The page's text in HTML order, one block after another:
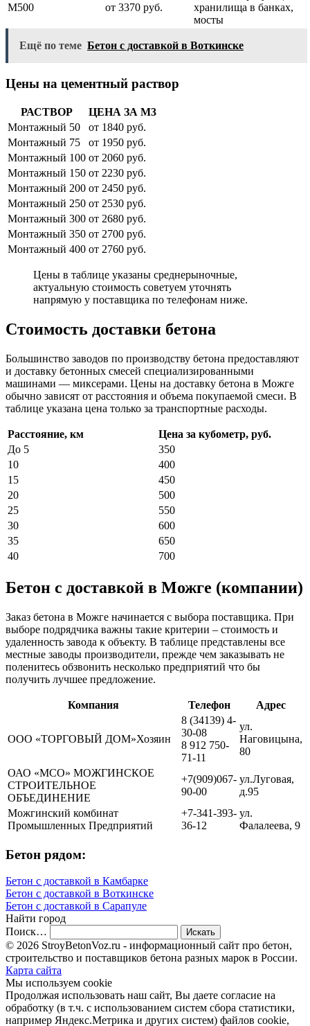
М500 от 3370 руб.
хранилища в банках,
мосты
Ещё по теме Бетон с доставкой в Воткинске
Цены на цементный раствор
РАСТВОР
ЦЕНА ЗА М3
Монтажный 50
от 1840 руб.
Монтажный 75
от 1950 руб.
Монтажный 100 от 2060 руб.
Монтажный 150 от 2230 руб.
Монтажный 200 от 2450 руб.
Монтажный 250 от 2530 руб.
Монтажный 300 от 2680 руб.
Монтажный 350 от 2700 руб.
Монтажный 400 от 2760 руб.
Цены в таблице указаны среднерыночные,
актуальную стоимость советуем уточнять
напрямую у поставщика по телефонам ниже.
Стоимость доставки бетона
Большинство заводов по производству бетона предоставляют
и доставку бетонных смесей специализированными
машинами — миксерами. Цены на доставку бетона в Можге
обычно зависят от расстояния и объема покупаемой смеси. В
таблице указана цена только за транспортные расходы.
Расстояние, км
Цена за кубометр, руб.
До 5
350
10
400
15
450
20
500
25
550
30
600
35
650
40
700
Бетон с доставкой в Можге (компании)
Заказ бетона в Можге начинается с выбора поставщика. При
выборе подрядчика важны такие критерии – стоимость и
удаленность завода к объекту. В таблице представлены все
местные заводы производители, прежде чем заказывать не
поленитесь обзвонить несколько предприятий что бы
получить лучшее предложение.
Компания Телефон Адрес
ООО «ТОРГОВЫЙ ДОМ»Хозяин
8 (34139) 4-
30-08
8 912 750-
71-11
ул.
Наговицына,
80
ОАО «МСО» МОЖГИНСКОЕ
СТРОИТЕЛЬНОЕ
ОБЪЕДИНЕНИЕ
+7(909)067-
90-00
ул.Луговая,
д.95
Можгинский комбинат
Промышленных Предприятий
+7-341-393-
36-12
ул.
Фалалеева, 9
Бетон рядом:
Бетон с доставкой в Камбарке
Бетон с доставкой в Воткинске
Бетон с доставкой в Сарапуле
Найти город
Поиск…
© 2026 StroyBetonVoz.ru - информационный сайт про бетон,
строительство и поставщиков бетона разных марок в России.
Карта сайта
Мы используем cookie
Продолжая использовать наш cайт, Вы даете согласие на
обработку (в т.ч. с использованием систем сбора статистики,
например Яндекс.Метрика и других систем) файлов cookie,